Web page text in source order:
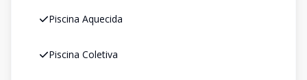
Piscina Aquecida
Piscina Coletiva